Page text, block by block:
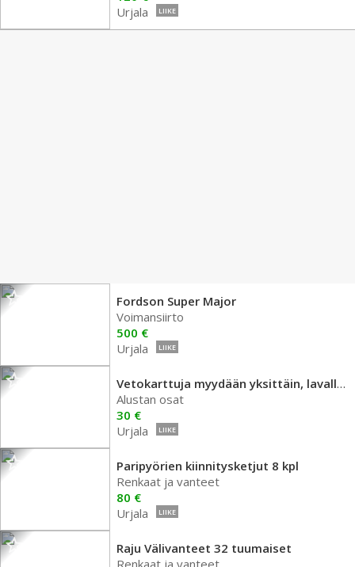
Urjala
LIIKE
Fordson Super Major
Voimansiirto
500 €
Urjala
LIIKE
Vetokarttuja myydään yksittäin, lavallinen
Alustan osat
30 €
Urjala
LIIKE
Paripyörien kiinnitysketjut 8 kpl
Renkaat ja vanteet
80 €
Urjala
LIIKE
Raju Välivanteet 32 tuumaiset
Renkaat ja vanteet